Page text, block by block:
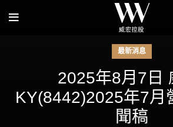
最新消息
2025年8月7日
KY(8442)2025年7月
聞稿